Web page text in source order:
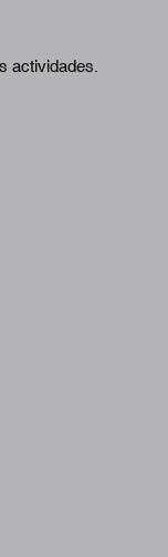
actividades.